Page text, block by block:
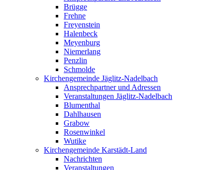
Brügge
Frehne
Freyenstein
Halenbeck
Meyenburg
Niemerlang
Penzlin
Schmolde
Kirchengemeinde Jäglitz-Nadelbach
Ansprechpartner und Adressen
Veranstaltungen Jäglitz-Nadelbach
Blumenthal
Dahlhausen
Grabow
Rosenwinkel
Wutike
Kirchengemeinde Karstädt-Land
Nachrichten
Veranstaltungen